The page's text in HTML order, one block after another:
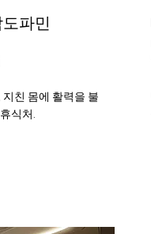
파민
친 몸에 활력을 불
식처.